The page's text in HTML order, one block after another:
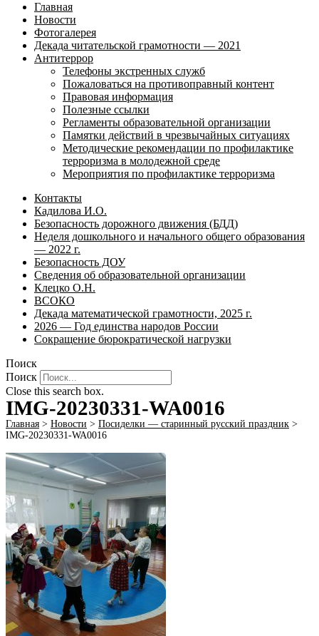
Главная
Новости
Фотогалерея
Декада читательской грамотности — 2021
Антитеррор
Телефоны экстренных служб
Пожаловаться на противоправный контент
Правовая информация
Полезные ссылки
Регламенты образовательной организации
Памятки действий в чрезвычайных ситуациях
Методические рекомендации по профилактике
терроризма в молодежной среде
Мероприятия по профилактике терроризма
Контакты
Кадилова И.О.
Безопасность дорожного движения (БДД)
Неделя дошкольного и начального общего образования
— 2022 г.
Безопасность ДОУ
Сведения об образовательной организации
Клецко О.Н.
ВСОКО
Декада математической грамотности, 2025 г.
2026 — Год единства народов России
Сокращение бюрократической нагрузки
Поиск
Поиск
Close this search box.
IMG-20230331-WA0016
Главная > Новости > Посиделки — старинный русский праздник >
IMG-20230331-WA0016